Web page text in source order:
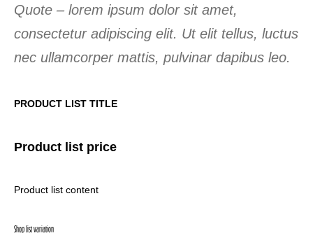
Quote – lorem ipsum dolor sit amet,
consectetur adipiscing elit. Ut elit tellus, luctus
nec ullamcorper mattis, pulvinar dapibus leo.
PRODUCT LIST TITLE
Product list price
Product list content
Shop list variation